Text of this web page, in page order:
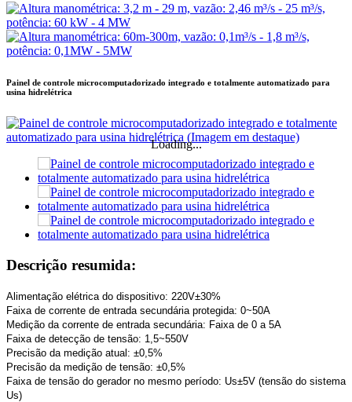
Painel de controle microcomputadorizado integrado e totalmente automatizado para
usina hidrelétrica
Loading...
Descrição resumida:
Alimentação elétrica do dispositivo: 220V±30%
Faixa de corrente de entrada secundária protegida: 0~50A
Medição da corrente de entrada secundária: Faixa de 0 a 5A
Faixa de detecção de tensão: 1,5~550V
Precisão da medição atual: ±0,5%
Precisão da medição de tensão: ±0,5%
Faixa de tensão do gerador no mesmo período: Us±5V (tensão do sistema
Us)